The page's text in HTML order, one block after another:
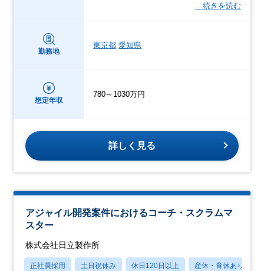
…続きを読む
勤務地
東京都 愛知県
想定年収
780～1030万円
詳しく見る
アジャイル開発案件におけるコーチ・スクラムマ
スター
株式会社日立製作所
正社員採用 土日祝休み 休日120日以上 産休・育休あり